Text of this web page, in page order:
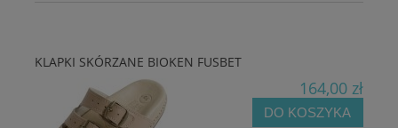
KLAPKI SKÓRZANE BIOKEN FUSBET
164,00 zł
DO KOSZYKA